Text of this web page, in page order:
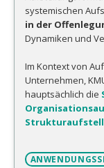
systemischen
in der
Dynamiken und
Im Kontext von
Unternehmen,
hauptsächlich die